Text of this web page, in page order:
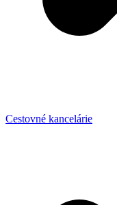
Cestovné kancelárie